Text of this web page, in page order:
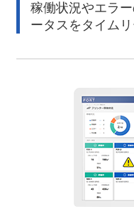
稼働状況やエラ
ータスをタイム